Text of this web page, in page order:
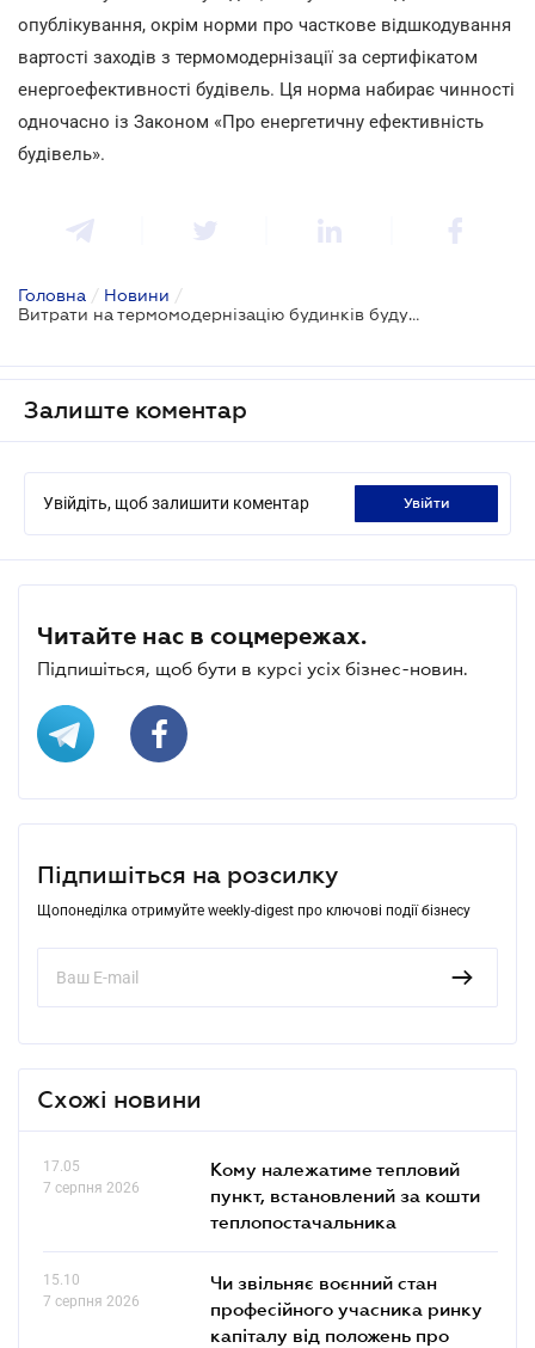
опублікування, окрім норми про часткове відшкодування
вартості заходів з термомодернізації за сертифікатом
енергоефективності будівель. Ця норма набирає чинності
одночасно із Законом «Про енергетичну ефективність
будівель».
Головна / Новини /
Витрати на термомодернізацію будинків будуть компенсовані
Залиште коментар
Увійдіть, щоб залишити коментар увійти
Читайте нас в соцмережах.
Підпишіться, щоб бути в курсі усіх бізнес-новин.
Підпишіться на розсилку
Щопонеділка отримуйте weekly-digest про ключові події бізнесу
Схожі новини
17.05
7 серпня 2026
Кому належатиме тепловий
пункт, встановлений за кошти
теплопостачальника
15.10
7 серпня 2026
Чи звільняє воєнний стан
професійного учасника ринку
капіталу від положень про